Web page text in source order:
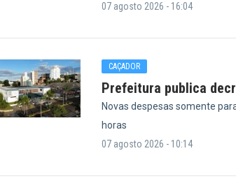
07 agosto 2026 - 16:04
CAÇADOR
Prefeitura publica
Novas despesas somente
horas
07 agosto 2026 - 10:14